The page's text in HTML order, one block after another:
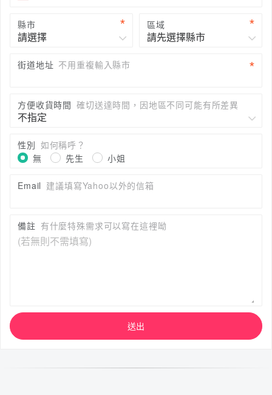
縣市 區域
街道地址 不用重複輸入縣市
方便收貨時間 確切送達時間，因地區不同可能有所差異
性別 如何稱呼？
無
先生 小姐
Email 建議填寫Yahoo以外的信箱
備註 有什麼特殊需求可以寫在這裡呦
送出